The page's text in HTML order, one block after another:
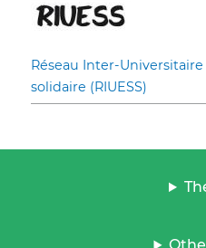
Réseau Inter-
solidaire (RIUESS)